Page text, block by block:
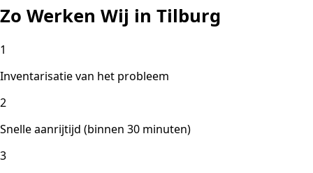
Zo Werken Wij in Tilburg
1
Inventarisatie van het probleem
2
Snelle aanrijtijd (binnen 30 minuten)
3